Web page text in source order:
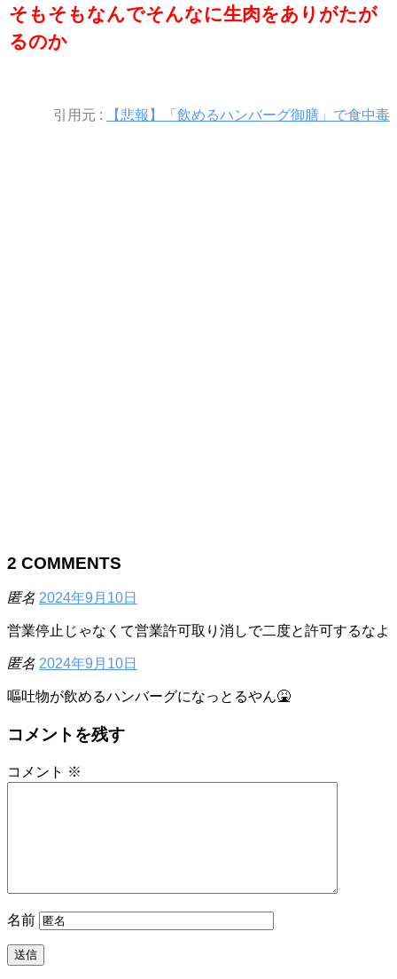
そもそもなんでそんなに生肉をありがたが
るのか
引用元 : 【悲報】「飲めるハンバーグ御膳」で食中毒
2 COMMENTS
匿名 2024年9月10日
営業停止じゃなくて営業許可取り消しで二度と許可するなよ
匿名 2024年9月10日
嘔吐物が飲めるハンバーグになっとるやん🤮
コメントを残す
コメント ※
名前